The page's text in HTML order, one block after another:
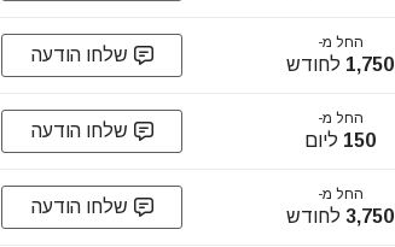
החל מ-
1,750 לחודש שלחו הודעה
החל מ-
150 ליום שלחו הודעה
החל מ-
3,750 לחודש שלחו הודעה